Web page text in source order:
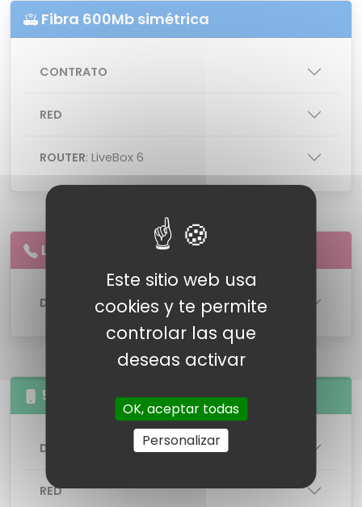
Fibra 600Mb simétrica
CONTRATO
RED
ROUTER: LiveBox 6
Llamadas ilimitadasa
DETALLES DE LA LINEA
5GB Llamadas illimitas
DETALLES DE LA TARIFA
RED
Este sitio web usa
cookies y te permite
controlar las que
deseas activar
OK, aceptar todas
Personalizar